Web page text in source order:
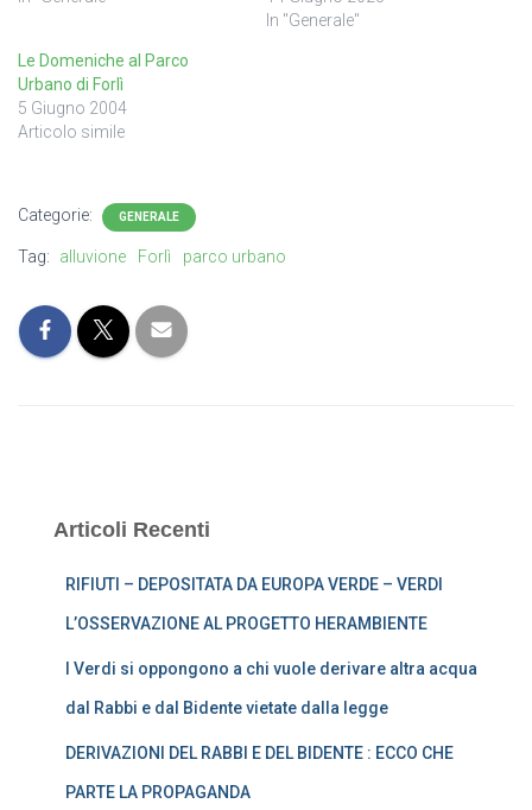
In "Generale"
Le Domeniche al Parco
Urbano di Forlì
5 Giugno 2004
Articolo simile
Categorie: GENERALE
Tag: alluvione Forlì parco urbano
Articoli Recenti
RIFIUTI – DEPOSITATA DA EUROPA VERDE – VERDI
L’OSSERVAZIONE AL PROGETTO HERAMBIENTE
I Verdi si oppongono a chi vuole derivare altra acqua
dal Rabbi e dal Bidente vietate dalla legge
DERIVAZIONI DEL RABBI E DEL BIDENTE : ECCO CHE
PARTE LA PROPAGANDA